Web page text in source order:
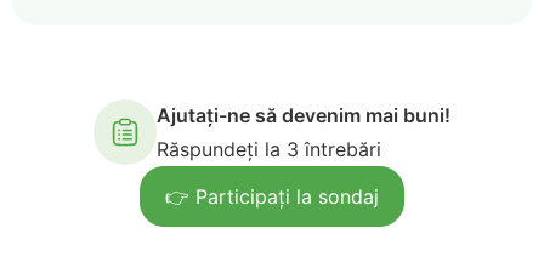
Ajutați-ne să devenim mai buni!
Răspundeți la 3 întrebări
👉 Participați la sondaj